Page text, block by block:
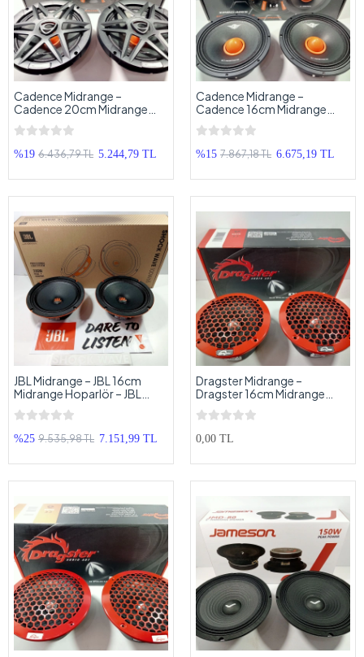
Cadence Midrange –
Cadence 20cm Midrange
Hoparlör – Cadence XPRO-
M85 1200w Midrange
%19 6.436,79 TL 5.244,79 TL
Cadence Midrange –
Cadence 16cm Midrange
Hoparlör – Cadence XPRO-
M65 900w Midrange
%15 7.867,18 TL 6.675,19 TL
JBL Midrange – JBL 16cm
Midrange Hoparlör – JBL
Shock Wave 200w 100RMS
Midrange
%25 9.535,98 TL 7.151,99 TL
Dragster Midrange –
Dragster 16cm Midrange
Hoparlör – Dragster DMX-62
200w 100RMS Midrange
0,00 TL